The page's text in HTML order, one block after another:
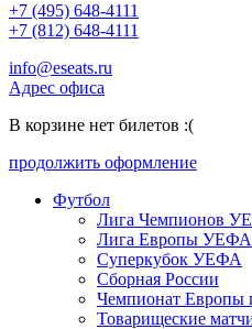
+7 (495) 648-4111
+7 (812) 648-4111
info@eseats.ru
Адрес офиса
В корзине нет билетов :(
продолжить оформление
Футбол
Лига Чемпионов
Лига Европы УЕФА
Суперкубок УЕФА
Сборная России
Чемпионат Европы
Товарищеские